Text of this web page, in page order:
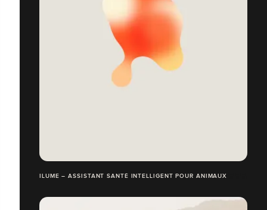
ILUME – ASSISTANT SANTÉ INTELLIGENT POUR ANIMAUX